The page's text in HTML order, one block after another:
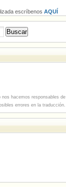
escríbenos AQUÍ
nos hacemos responsables de
errores en la traducción.